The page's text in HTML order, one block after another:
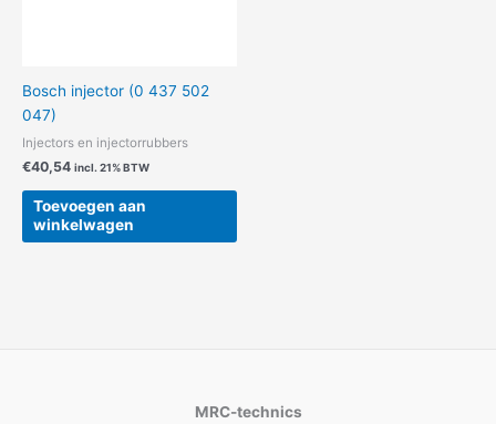
Bosch injector (0 437 502
047)
Injectors en injectorrubbers
€40,54 incl. 21% BTW
Toevoegen aan
winkelwagen
MRC-technics